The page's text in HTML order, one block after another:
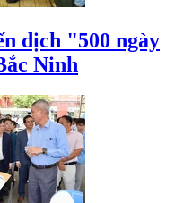
dịch "500 ngày
Ninh